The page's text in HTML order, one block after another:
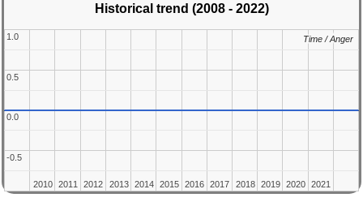
Historical trend (2008 - 2022)
2010
2010 2012
2012 2014
2014 2016
2016 2018
2018 2020
2020
2011
2011 2013
2013 2015
2015 2017
2017 2019
2019 2021
2021
-0.5
-0.5
0.0
0.0
0.5
0.5
1.0
1.0 Time / Anger
Time / Anger